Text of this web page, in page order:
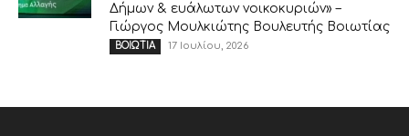
Δήμων & ευάλωτων νοικοκυριών» –
Γιώργος Μουλκιώτης Βουλευτής Βοιωτίας
ΒΟΙΩΤΙΑ 17 Ιουλίου, 2026